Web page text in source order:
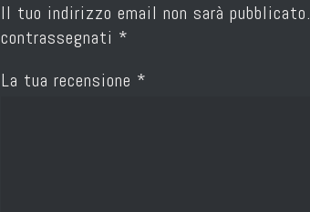
Il tuo indirizzo email non sarà pubblicato.
contrassegnati *
La tua recensione *